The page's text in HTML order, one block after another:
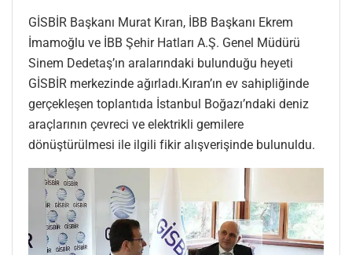
GİSBİR Başkanı Murat Kıran, İBB Başkanı Ekrem
İmamoğlu ve İBB Şehir Hatları A.Ş. Genel Müdürü
Sinem Dedetaş’ın aralarındaki bulunduğu heyeti
GİSBİR merkezinde ağırladı.Kıran’ın ev sahipliğinde
gerçekleşen toplantıda İstanbul Boğazı’ndaki deniz
araçlarının çevreci ve elektrikli gemilere
dönüştürülmesi ile ilgili fikir alışverişinde bulunuldu.